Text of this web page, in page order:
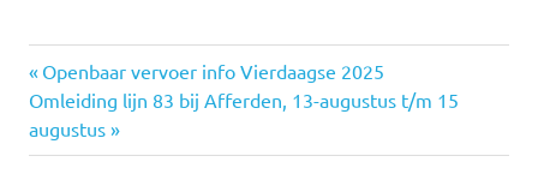
Bericht
navigatie
Vorige
bericht:
Openbaar vervoer info Vierdaagse 2025
Volgende
bericht:
Omleiding lijn 83 bij Afferden, 13-augustus t/m 15
augustus